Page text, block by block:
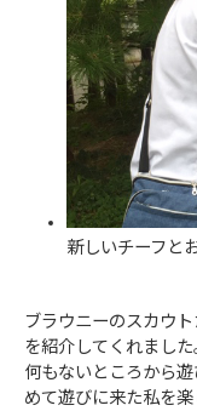
新しいチーフと
ブラウニーのスカウ
を紹介してくれました
何もないところから
めて遊びに来た私を